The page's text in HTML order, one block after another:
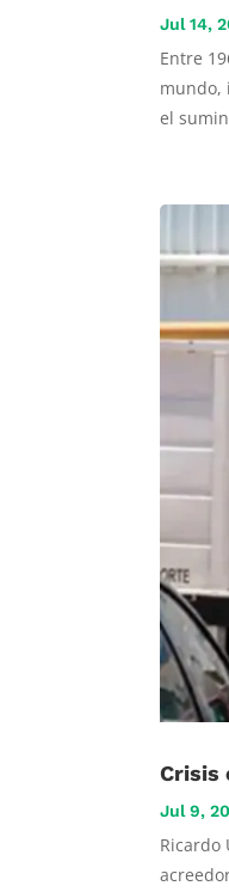
Jul 14,
Entre
mundo,
el
Crisis
Jul 9,
Ricardo